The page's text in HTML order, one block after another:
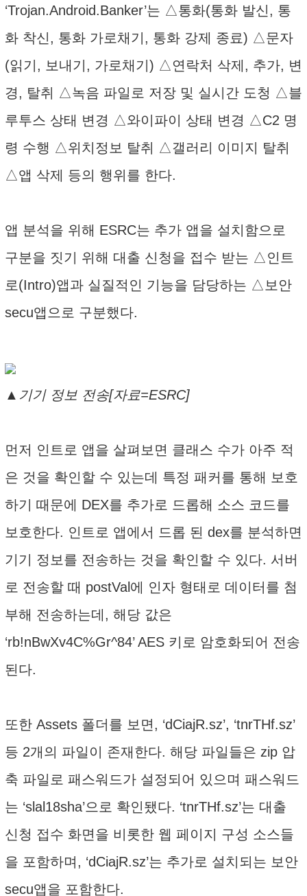
‘Trojan.Android.Banker’는 △통화(통화 발신, 통
화 착신, 통화 가로채기, 통화 강제 종료) △문자
(읽기, 보내기, 가로채기) △연락처 삭제, 추가, 변
경, 탈취 △녹음 파일로 저장 및 실시간 도청 △블
루투스 상태 변경 △와이파이 상태 변경 △C2 명
령 수행 △위치정보 탈취 △갤러리 이미지 탈취
△앱 삭제 등의 행위를 한다.
앱 분석을 위해 ESRC는 추가 앱을 설치함으로
구분을 짓기 위해 대출 신청을 접수 받는 △인트
로(Intro)앱과 실질적인 기능을 담당하는 △보안
secu앱으로 구분했다.
▲기기 정보 전송[자료=ESRC]
먼저 인트로 앱을 살펴보면 클래스 수가 아주 적
은 것을 확인할 수 있는데 특정 패커를 통해 보호
하기 때문에 DEX를 추가로 드롭해 소스 코드를
보호한다. 인트로 앱에서 드롭 된 dex를 분석하면
기기 정보를 전송하는 것을 확인할 수 있다. 서버
로 전송할 때 postVal에 인자 형태로 데이터를 첨
부해 전송하는데, 해당 값은
‘rb!nBwXv4C%Gr^84’ AES 키로 암호화되어 전송
된다.
또한 Assets 폴더를 보면, ‘dCiajR.sz’, ‘tnrTHf.sz’
등 2개의 파일이 존재한다. 해당 파일들은 zip 압
축 파일로 패스워드가 설정되어 있으며 패스워드
는 ‘slal18sha’으로 확인됐다. ‘tnrTHf.sz’는 대출
신청 접수 화면을 비롯한 웹 페이지 구성 소스들
을 포함하며, ‘dCiajR.sz’는 추가로 설치되는 보안
secu앱을 포함한다.